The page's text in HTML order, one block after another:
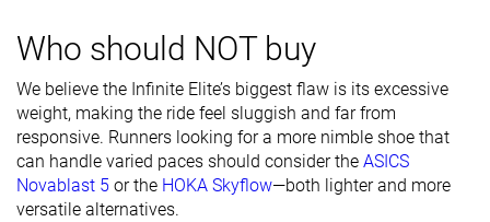
Anchura /
Media Media
Anchura de la
parte
delantera
Media Estrecha Media
Flexibilidad Rígida
Who should NOT buy
We believe the Infinite Elite’s biggest flaw is its excessive
weight, making the ride feel sluggish and far from
responsive. Runners looking for a more nimble shoe that
can handle varied paces should consider the ASICS
Novablast 5 or the HOKA Skyflow—both lighter and more
versatile alternatives.